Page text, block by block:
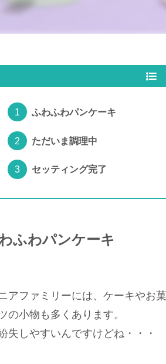
ふわふわパンケーキ
ただいま調理中
セッティング完了
ふわパンケーキ
アファミリーには、ケーキやお
の小物も多くあります。
失しやすいんですけどね・・・